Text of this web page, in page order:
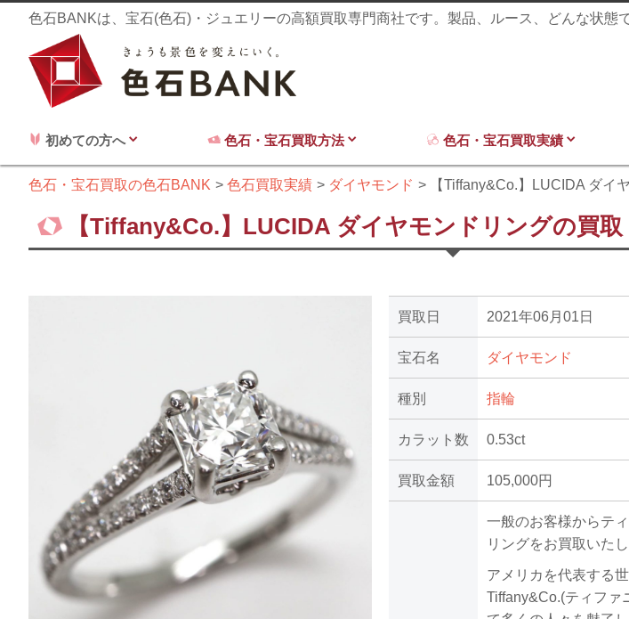
色石BANKは、宝石(色石)・ジュエリーの高額買取専門商社です。製品、ルース、どんな状態
初めての方へ 色石・宝石買取方法 色石・宝石買取実績
色石・宝石買取の色石BANK 色石買取実績 ダイヤモンド 【Tiffany&Co.】LUCIDA ダイ
【Tiffany&Co.】LUCIDA ダイヤモンドリングの買取
買取日 2021年06月01日
宝石名 ダイヤモンド
種別 指輪
カラット数 0.53ct
買取金額 105,000円
一般のお客様からテ
リングをお買取いたし
アメリカを代表する
Tiffany&Co.(ティファ